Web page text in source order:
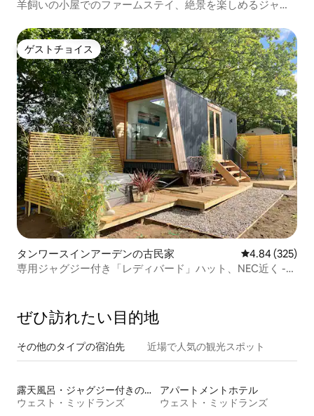
羊飼いの小屋でのファームステイ、絶景を楽しめるジャグ
ゲストチョイス
ゲストチョイス
タンワースインアーデンの古民家 レビュー325
4.84 (325)
専用ジャグジー付き「レディバード」ハット、NEC近く -
ぜひ訪⁠れ⁠た⁠い目⁠的⁠地
その他のタ⁠イ⁠プ⁠の宿⁠泊⁠先 近場で人気の観光スポット
露天風呂・ジャグジー付きの宿泊施設
ウェスト・ミッドランズ
アパートメントホテル
ウェスト・ミッドランズ